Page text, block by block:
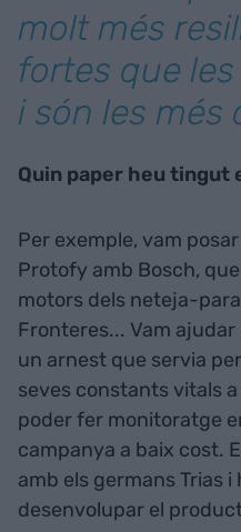
molt més
fortes que
i són les més
Quin paper heu tingut
Per exemple, vam
Protofy amb Bosch,
motors dels neteja-
Fronteres... Vam
un arnest que servia
seves constants vitals
poder fer monitoratge
campanya a baix cost.
amb els germans Trias
desenvolupar el